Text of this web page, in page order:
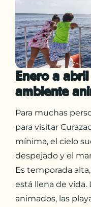
Enero a
ambiente
Para muchas
para visitar
mínima, el cielo
despejado y el
Es temporada
está llena de vida.
animados, las